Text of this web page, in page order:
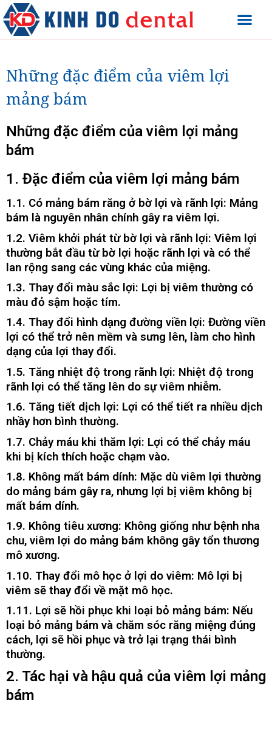
Những đặc điểm của viêm lợi
mảng bám
Những đặc điểm của viêm lợi mảng
bám
1. Đặc điểm của viêm lợi mảng bám
1.1. Có mảng bám răng ở bờ lợi và rãnh lợi: Mảng
bám là nguyên nhân chính gây ra viêm lợi.
1.2. Viêm khởi phát từ bờ lợi và rãnh lợi: Viêm lợi
thường bắt đầu từ bờ lợi hoặc rãnh lợi và có thể
lan rộng sang các vùng khác của miệng.
1.3. Thay đổi màu sắc lợi: Lợi bị viêm thường có
màu đỏ sậm hoặc tím.
1.4. Thay đổi hình dạng đường viền lợi: Đường viền
lợi có thể trở nên mềm và sưng lên, làm cho hình
dạng của lợi thay đổi.
1.5. Tăng nhiệt độ trong rãnh lợi: Nhiệt độ trong
rãnh lợi có thể tăng lên do sự viêm nhiễm.
1.6. Tăng tiết dịch lợi: Lợi có thể tiết ra nhiều dịch
nhầy hơn bình thường.
1.7. Chảy máu khi thăm lợi: Lợi có thể chảy máu
khi bị kích thích hoặc chạm vào.
1.8. Không mất bám dính: Mặc dù viêm lợi thường
do mảng bám gây ra, nhưng lợi bị viêm không bị
mất bám dính.
1.9. Không tiêu xương: Không giống như bệnh nha
chu, viêm lợi do mảng bám không gây tổn thương
mô xương.
1.10. Thay đổi mô học ở lợi do viêm: Mô lợi bị
viêm sẽ thay đổi về mặt mô học.
1.11. Lợi sẽ hồi phục khi loại bỏ mảng bám: Nếu
loại bỏ mảng bám và chăm sóc răng miệng đúng
cách, lợi sẽ hồi phục và trở lại trạng thái bình
thường.
2. Tác hại và hậu quả của viêm lợi mảng
bám